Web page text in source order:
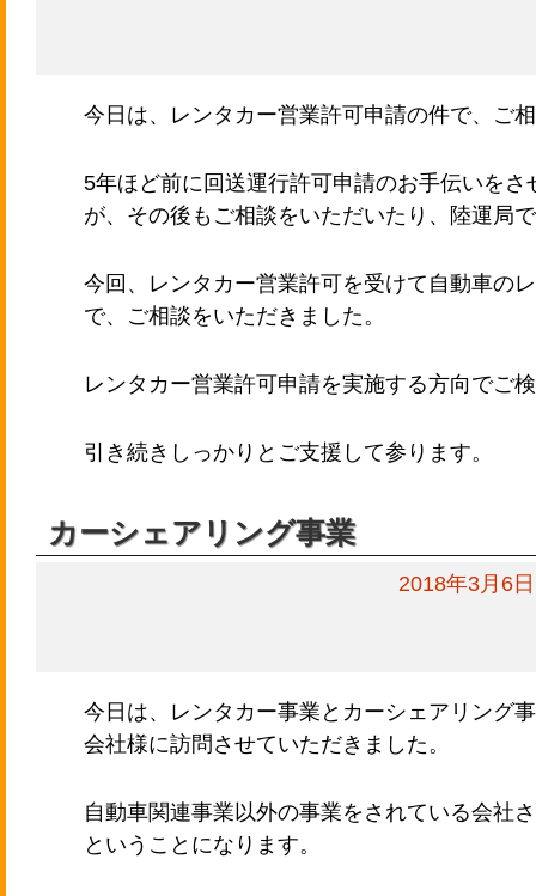
今日は、レンタカー営業許可申請の件で、ご
5年ほど前に回送運行許可申請のお手伝いを
が、その後もご相談をいただいたり、陸運局
今回、レンタカー営業許可を受けて自動車の
で、ご相談をいただきました。
レンタカー営業許可申請を実施する方向でご
引き続きしっかりとご支援して参ります。
カーシェアリング事業
2018年3月6日
今日は、レンタカー事業とカーシェアリング
会社様に訪問させていただきました。
自動車関連事業以外の事業をされている会社
ということになります。